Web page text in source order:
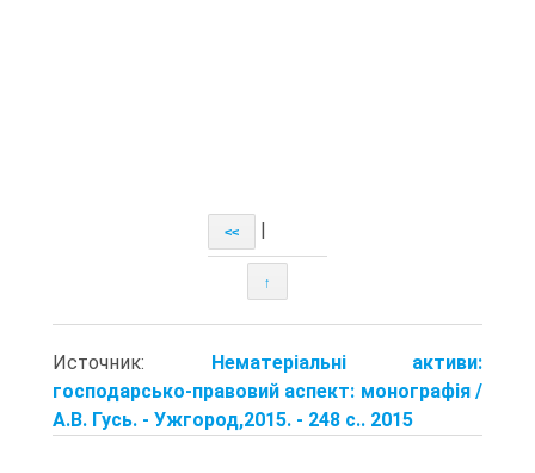
<<
↑
Источник: Нематеріальні активи:
господарсько-пра­вовий аспект: монографія /
А.В. Гусь. - Ужгород,2015. - 248 с.. 2015